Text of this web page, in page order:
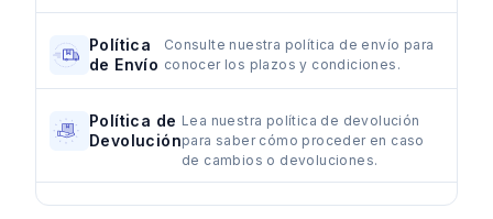
Política
de Envío
Consulte nuestra política de envío para
conocer los plazos y condiciones.
Política de
Devolución
Lea nuestra política de devolución
para saber cómo proceder en caso
de cambios o devoluciones.